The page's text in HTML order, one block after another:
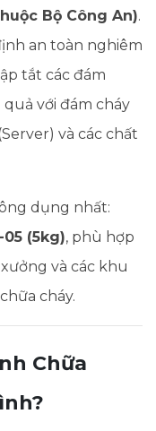
Bộ Công An).
an toàn nghiêm
tắt các đám
với đám cháy
và các chất
dụng nhất:
05 (5kg), phù hợp
và các khu
cháy.
Chữa